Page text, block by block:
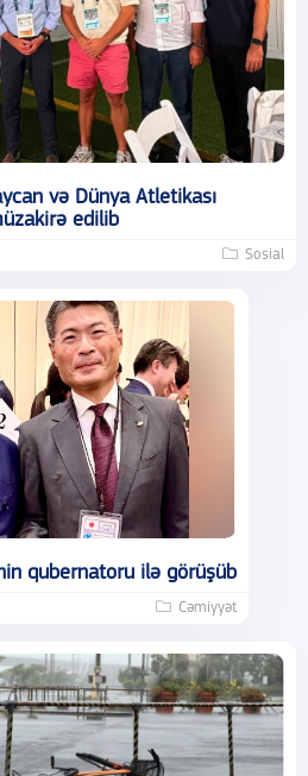
və Dünya Atletikası
edilib
Sosial
qubernatoru ilə görüşüb
Cəmiyyət